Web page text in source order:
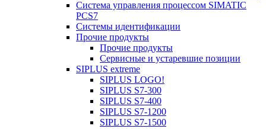
Система управления процессом SIMATIC
PCS7
Системы идентификации
Прочие продукты
Прочие продукты
Сервисные и устаревшие позиции
SIPLUS extreme
SIPLUS LOGO!
SIPLUS S7-300
SIPLUS S7-400
SIPLUS S7-1200
SIPLUS S7-1500